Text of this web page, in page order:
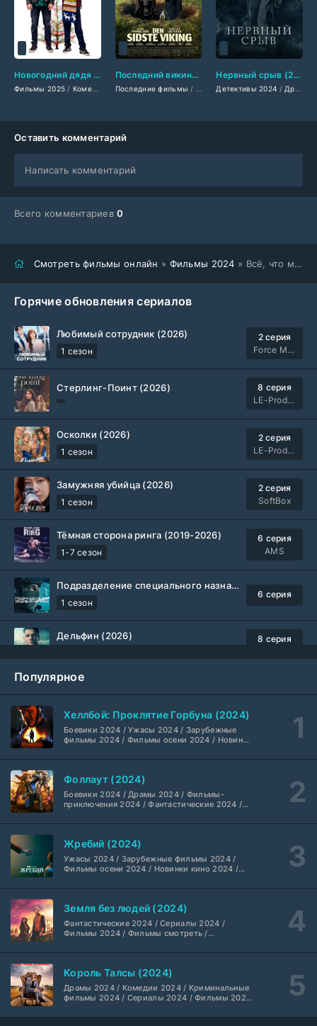
Новогодний дядя (2025)
Фильмы 2025 / Комедии 2025 /Зарубежные фильмы 2025/Последние фильмы
Последний викинг (2025)
Последние фильмы / Фильмы смотреть/Новинки
Нервный срыв (2024)
Детективы 2024 / Драмы 2024
Оставить комментарий
Написать комментарий
Всего комментариев0
Смотреть фильмы онлайн » Фильмы 2024 » Всё, что мне нужно на Рождество (2024)
Горячие обновления сериалов
Любимый сотрудник (2026)
1 сезон
2 серия
Force Media
Стерлинг-Поинт (2026)
8 серия
LE-Production
Осколки (2026)
1 сезон
2 серия
LE-Production
Замужняя убийца (2026)
1 сезон
2 серия
SoftBox
Тёмная сторона ринга (2019-2026)
1-7 сезон
6 серия
AMS
Подразделение специального назначения (2026)
1 сезон
6 серия
Дельфин (2026)
8 серия
Шугар (2026)
Укрытие (2026)
1-3 сезон
5 серия
HDrezka Studio
Мыс страха (2026)
1 сезон
Dragon Money Studio
Библиотекари: Следующая глава (2026)
1-2 сезон
2 серия
1 сезон
Дубляж HDrezka St.
Анна медиум (2021-2026)
1-5 сезон
2 серия
Популярное
Хеллбой: Проклятие Горбуна (2024)
Боевики 2024 / Ужасы 2024 / Зарубежные
фильмы 2024 / Фильмы осени 2024 / Новинки
2024 / Американские фильмы / Фильмы
высоким рейтингом / Интересные фильмы /
Крутые фильмы / Популярные фильмы
Фоллаут (2024)
Боевики 2024 / Драмы 2024 / Фильмы-
приключения 2024 / Фантастические 2024 /
смотреть / Сериалы в 4K UHD / Американские
Жребий (2024)
Ужасы 2024 / Зарубежные фильмы 2024 /
Фильмы осени 2024 / Новинки кино 2024 /
Американские фильмы / Фильмы смотреть /
фильмы / Крутые фильмы / Популярные
фильмы
Земля без людей (2024)
Фантастические 2024 / Сериалы 2024 /
Фильмы 2024 / Фильмы смотреть /
Король Талсы (2024)
Драмы 2024 / Комедии 2024 / Криминальные
фильмы 2024 / Сериалы 2024 / Фильмы 2024